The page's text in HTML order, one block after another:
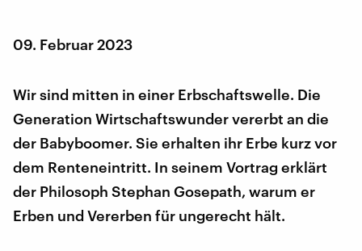
09. Februar 2023
Wir sind mitten in einer Erbschaftswelle. Die
Generation Wirtschaftswunder vererbt an die
der Babyboomer. Sie erhalten ihr Erbe kurz vor
dem Renteneintritt. In seinem Vortrag erklärt
der Philosoph Stephan Gosepath, warum er
Erben und Vererben für ungerecht hält.